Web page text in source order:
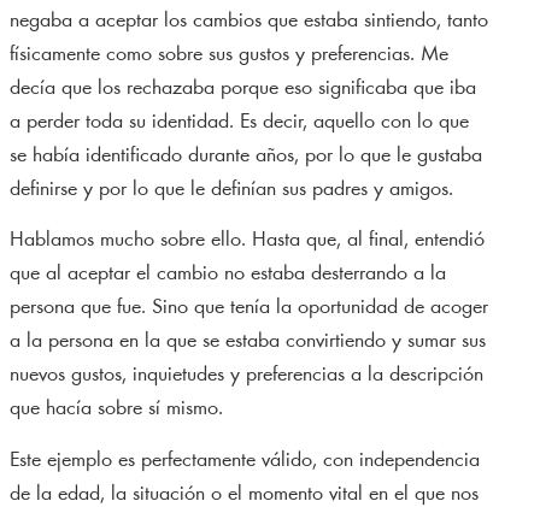
negaba a aceptar los cambios que estaba sintiendo, tanto
físicamente como sobre sus gustos y preferencias. Me
decía que los rechazaba porque eso significaba que iba
a perder toda su identidad. Es decir, aquello con lo que
se había identificado durante años, por lo que le gustaba
definirse y por lo que le definían sus padres y amigos.
Hablamos mucho sobre ello. Hasta que, al final, entendió
que al aceptar el cambio no estaba desterrando a la
persona que fue. Sino que tenía la oportunidad de acoger
a la persona en la que se estaba convirtiendo y sumar sus
nuevos gustos, inquietudes y preferencias a la descripción
que hacía sobre sí mismo.
Este ejemplo es perfectamente válido, con independencia
de la edad, la situación o el momento vital en el que nos